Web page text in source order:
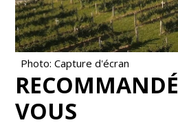
Photo: Capture d'écran
VOUS